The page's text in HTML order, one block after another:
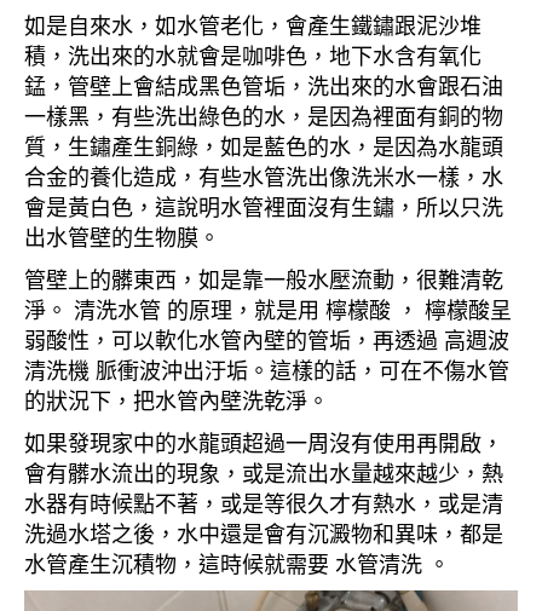
如是自來水，如水管老化，會產生鐵鏽跟泥沙堆
積，洗出來的水就會是咖啡色，地下水含有氧化
錳，管壁上會結成黑色管垢，洗出來的水會跟石油
一樣黑，有些洗出綠色的水，是因為裡面有銅的物
質，生鏽產生銅綠，如是藍色的水，是因為水龍頭
合金的養化造成，有些水管洗出像洗米水一樣，水
會是黃白色，這說明水管裡面沒有生鏽，所以只洗
出水管壁的生物膜。
管壁上的髒東西，如是靠一般水壓流動，很難清乾
淨。 清洗水管 的原理，就是用 檸檬酸 ， 檸檬酸呈
弱酸性，可以軟化水管內壁的管垢，再透過 高週波
清洗機 脈衝波沖出汙垢。這樣的話，可在不傷水管
的狀況下，把水管內壁洗乾淨。
如果發現家中的水龍頭超過一周沒有使用再開啟，
會有髒水流出的現象，或是流出水量越來越少，熱
水器有時候點不著，或是等很久才有熱水，或是清
洗過水塔之後，水中還是會有沉澱物和異味，都是
水管產生沉積物，這時候就需要 水管清洗 。